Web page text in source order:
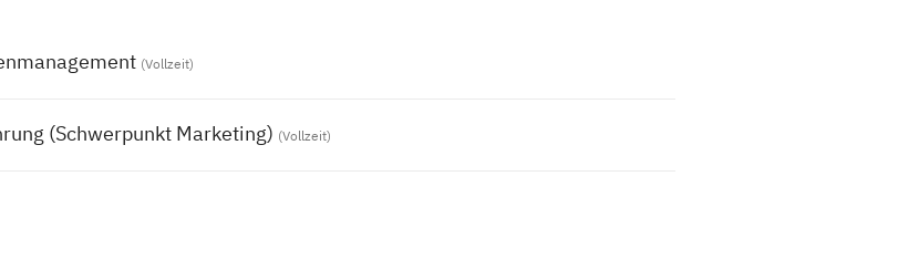
(Vollzeit)
(Schwerpunkt Marketing) (Vollzeit)